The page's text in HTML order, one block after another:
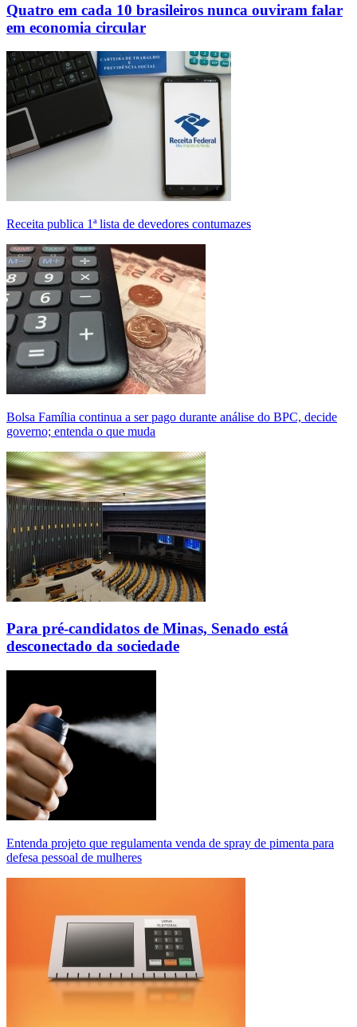
Quatro em cada 10 brasileiros nunca ouviram falar
em economia circular
Receita publica 1ª lista de devedores contumazes
Bolsa Família continua a ser pago durante análise do BPC, decide
governo; entenda o que muda
Para pré-candidatos de Minas, Senado está
desconectado da sociedade
Entenda projeto que regulamenta venda de spray de pimenta para
defesa pessoal de mulheres